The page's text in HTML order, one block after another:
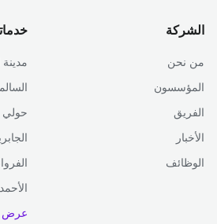
الشركة
من نحن
المؤسسون
الفريق
الأخبار
الوظائف
حولي
عرض